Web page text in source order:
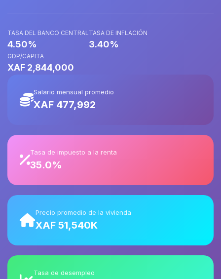
TASA DEL BANCO CENTRAL
4.50%
TASA DE INFLACIÓN
3.40%
GDP/CAPITA
XAF 2,844,000
Salario mensual promedio
XAF 477,992
Tasa de impuesto a la renta
35.0%
Precio promedio de la vivienda
XAF 51,540K
Tasa de desempleo